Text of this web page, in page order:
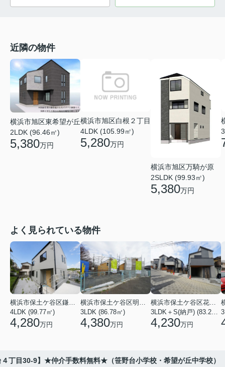
近隣の物件
横浜市旭区東希望が丘
2LDK (96.46㎡)
5,380万円
横浜市旭区白根２丁目
4LDK (105.99㎡)
5,280万円
横浜市旭区万騎が原
2SLDK (99.93㎡)
5,380万円
よく見られている物件
横浜市保土ケ谷区鎌谷町
4LDK (99.77㎡)
4,280万円
横浜市保土ケ谷区明神台
3LDK (86.78㎡)
4,380万円
横浜市保土ケ谷区花見台
3LDK＋S(納戸) (83.21㎡)
4,230万円
丁目30-9】★仲介手数料無料★（笹野台小学校・希望が丘中学校）